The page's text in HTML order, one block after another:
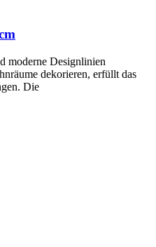
moderne Designlinien
dekorieren, erfüllt das
Die